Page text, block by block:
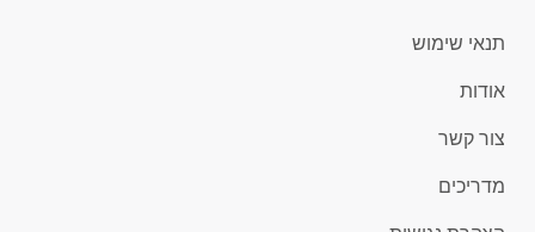
תנאי שימוש
אודות
צור קשר
מדריכים